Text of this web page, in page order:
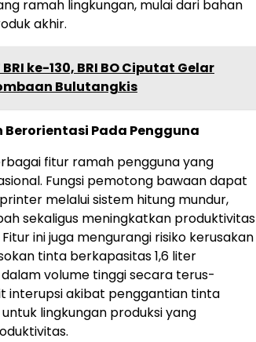
ramah lingkungan, mulai dari bahan
akhir.
ke-130, BRI BO Ciputat Gelar
Bulutangkis
Berorientasi Pada Pengguna
fitur ramah pengguna yang
Fungsi pemotong bawaan dapat
melalui sistem hitung mundur,
sekaligus meningkatkan produktivitas
ini juga mengurangi risiko kerusakan
tinta berkapasitas 1,6 liter
volume tinggi secara terus-
interupsi akibat penggantian tinta
lingkungan produksi yang